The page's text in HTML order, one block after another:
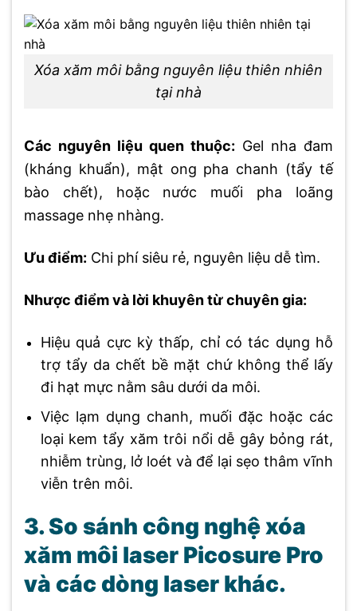
Xóa xăm môi bằng nguyên liệu thiên nhiên
tại nhà
Các nguyên liệu quen thuộc: Gel nha đam
(kháng khuẩn), mật ong pha chanh (tẩy tế
bào chết), hoặc nước muối pha loãng
massage nhẹ nhàng.
Ưu điểm: Chi phí siêu rẻ, nguyên liệu dễ tìm.
Nhược điểm và lời khuyên từ chuyên gia:
Hiệu quả cực kỳ thấp, chỉ có tác dụng hỗ
trợ tẩy da chết bề mặt chứ không thể lấy
đi hạt mực nằm sâu dưới da môi.
Việc lạm dụng chanh, muối đặc hoặc các
loại kem tẩy xăm trôi nổi dễ gây bỏng rát,
nhiễm trùng, lở loét và để lại sẹo thâm vĩnh
viễn trên môi.
3. So sánh công nghệ xóa
xăm môi laser Picosure Pro
và các dòng laser khác.